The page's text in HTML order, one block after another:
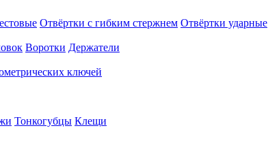
Отвёртки с гибким стержнем Отвёртки ударные
Воротки Держатели
ключей
Тонкогубцы Клещи